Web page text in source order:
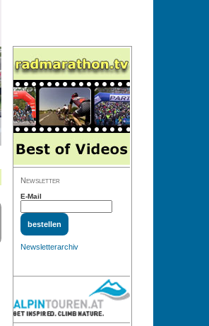
Newsletter
E-Mail
Newsletterarchiv